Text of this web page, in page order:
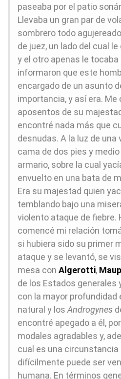
paseaba por el patio
Llevaba un gran par de
sombrero todo
de juez, un lado del cual
y el otro apenas le tocaba
informaron que este
encargado de un asunto
importancia, y así era. Me
aposentos de su
encontré nada más que
desnudas. A la luz de una
cama de dos pies y
armario, sobre la cual
envuelto en una bata de
Era su majestad quien
temblando bajo una
violento ataque de fiebre.
comencé mi relación
si hubiera sido su primer
ataque y se levantó, se
mesa con Algerotti,
de los Estados generales
con la mayor profundidad
natural y los Androgynes
encontré apegado a él,
modales agradables y,
cual es una circunstancia
difícilmente puede ser
humana. En términos